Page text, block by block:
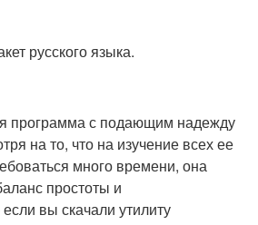
русского языка.
программа с подающим надежду
на то, что на изучение всех ее
много времени, она
простоты и
вы скачали утилиту